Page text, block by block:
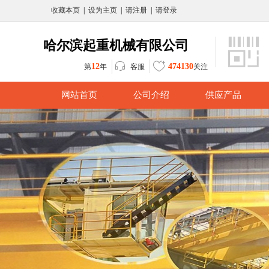
收藏本页 设为主页 请注册 请登录
哈尔滨起重机械有限公司
第12年 客服 474130关注
网站首页 公司介绍 供应产品